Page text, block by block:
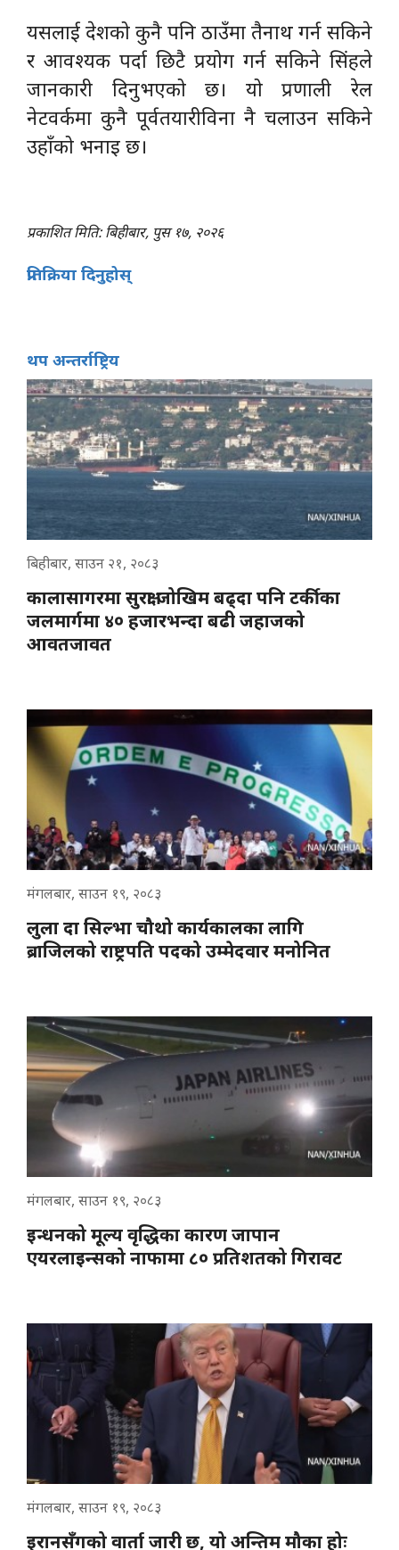
यसलाई देशको कुनै पनि ठाउँमा तैनाथ गर्न सकिने
र आवश्यक पर्दा छिटै प्रयोग गर्न सकिने सिंहले
जानकारी दिनुभएको छ। यो प्रणाली रेल
नेटवर्कमा कुनै पूर्वतयारीविना नै चलाउन सकिने
उहाँको भनाइ छ।
प्रकाशित मिति: बिहीबार, पुस १७, २०२६
प्रतिक्रिया दिनुहोस्
थप अन्तर्राष्ट्रिय
बिहीबार, साउन २१, २०८३
कालासागरमा सुरक्षा जोखिम बढ्दा पनि टर्कीका
जलमार्गमा ४० हजारभन्दा बढी जहाजको
आवतजावत
मंगलबार, साउन १९, २०८३
लुला दा सिल्भा चौथो कार्यकालका लागि
ब्राजिलको राष्ट्रपति पदको उम्मेदवार मनोनित
मंगलबार, साउन १९, २०८३
इन्धनको मूल्य वृद्धिका कारण जापान
एयरलाइन्सको नाफामा ८० प्रतिशतको गिरावट
मंगलबार, साउन १९, २०८३
इरानसँगको वार्ता जारी छ, यो अन्तिम मौका होः